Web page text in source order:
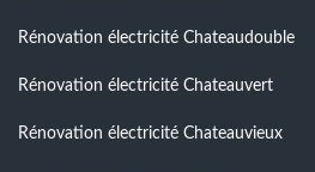
Rénovation électricité Chateaudouble
Rénovation électricité Chateauvert
Rénovation électricité Chateauvieux